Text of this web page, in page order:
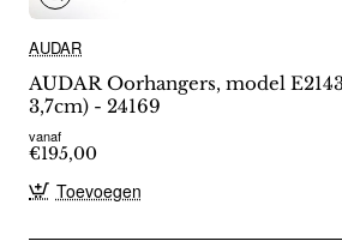
AUDAR
AUDAR Oorhangers, model
3,7cm) - 24169
vanaf
€195,00
Toevoegen